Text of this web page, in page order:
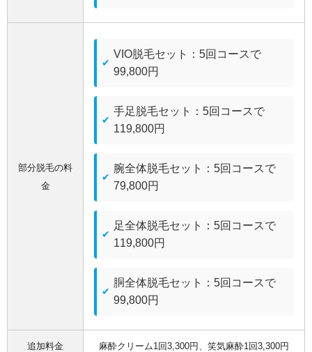
部分脱毛の料
金
VIO脱毛セット：5回コースで
99,800円
手足脱毛セット：5回コースで
119,800円
腕全体脱毛セット：5回コースで
79,800円
足全体脱毛セット：5回コースで
119,800円
胴全体脱毛セット：5回コースで
99,800円
追加料金 麻酔クリーム1回3,300円、笑気麻酔1回3,300円